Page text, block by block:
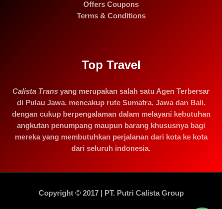
Offers Coupons
Terms & Conditions
Top Travel
Calista Trans yang merupakan salah satu Agen Terbersar
di Pulau Jawa. mencakup rute Sumatra, Jawa dan Bali,
dengan cukup berpengalaman dalam melayani kebutuhan
angkutan penumpang maupun barang khususnya bagi
mereka yang membutuhkan perjalanan dari kota ke kota
dari seluruh indonesia.
Copyright © 2017 | PT. Putri Calista Group